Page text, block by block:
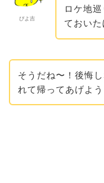
ぴよ吉
ロケ地
ておいた
そうだね〜！後悔
れて帰ってあげよう